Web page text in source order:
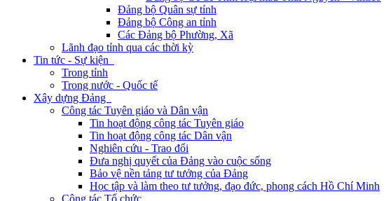
Đảng bộ Quân sự tỉnh
Đảng bộ Công an tỉnh
Các Đảng bộ Phường, Xã
Lãnh đạo tỉnh qua các thời kỳ
Tin tức - Sự kiện
Trong tỉnh
Trong nước - Quốc tế
Xây dựng Đảng
Công tác Tuyên giáo và Dân vận
Tin hoạt động công tác Tuyên giáo
Tin hoạt động công tác Dân vận
Nghiên cứu - Trao đổi
Đưa nghị quyết của Đảng vào cuộc sống
Bảo vệ nền tảng tư tưởng của Đảng
Học tập và làm theo tư tưởng, đạo đức, phong cách Hồ Chí Minh
Công tác Tổ chức